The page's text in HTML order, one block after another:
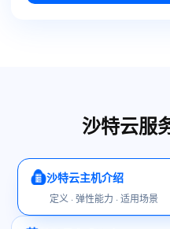
沙特云服
沙特云主机介绍
定义 · 弹性能力 · 适用场景